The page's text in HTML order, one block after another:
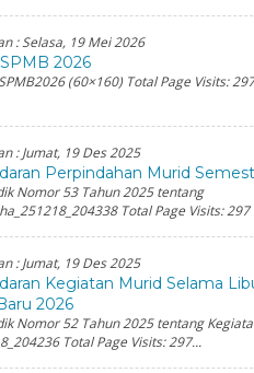
:Selasa, 19 Mei 2026
2026
(60×160) Total Page Visits:
:Jumat, 19 Des 2025
Perpindahan Murid
Nomor 53 Tahun 2025 tentang
Total Page Visits: 297
:Jumat, 19 Des 2025
Kegiatan Murid Selama
2026
Nomor 52 Tahun 2025 tentang
Total Page Visits: 297...